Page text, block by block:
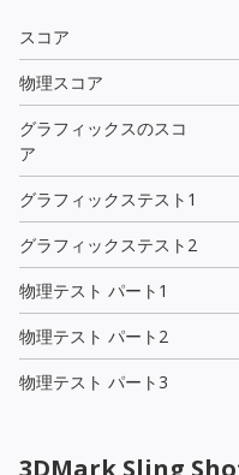
スコア
物理スコア
グラフィックスのスコ
ア
グラフィックステスト1
グラフィックステスト2
物理テスト パート1
物理テスト パート2
物理テスト パート3
3DMark Sling